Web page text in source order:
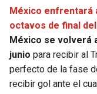
PACKERS
TIMBERWOLVES
México enfrentará
octavos de final
México se volverá
junio para recibir al
perfecto de la fase
recibir gol ante el